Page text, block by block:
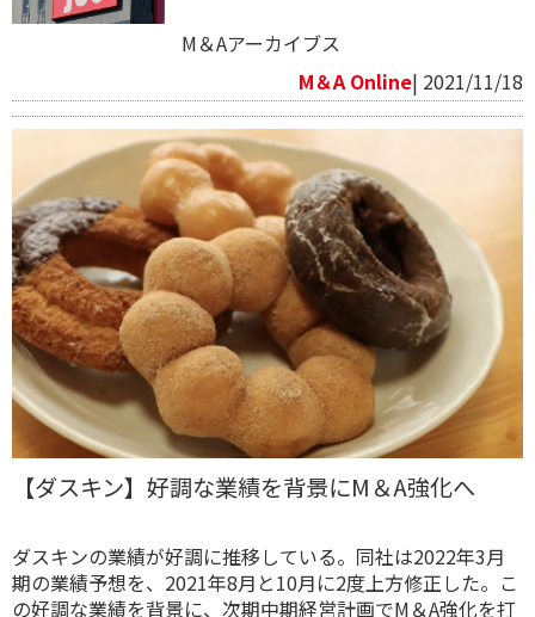
M＆Aアーカイブス
M＆A Online| 2021/11/18
【ダスキン】好調な業績を背景にM＆A強化へ
ダスキンの業績が好調に推移している。同社は2022年3月
期の業績予想を、2021年8月と10月に2度上方修正した。こ
の好調な業績を背景に、次期中期経営計画でM＆A強化を打